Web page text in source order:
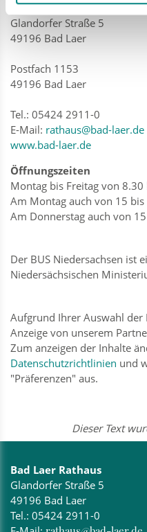
Gemeinde Bad Laer
Glandorfer Straße 5
49196 Bad Laer
Postfach 1153
49196 Bad Laer
Tel.: 05424 2911-0
E-Mail: rathaus@bad-laer.de
www.bad-laer.de
Öffnungszeiten
Montag bis Freitag von
Am Montag auch von 15
Am Donnerstag auch von
Der BUS Niedersachsen ist
Niedersächsischen
Aufgrund Ihrer Auswahl
Anzeige von unserem
Zum anzeigen der Inhalte
Datenschutzrichtlinien und
"Präferenzen" aus.
Dieser Text
Bad Laer Rathaus
Glandorfer Straße 5
49196 Bad Laer
Tel.: 05424 2911-0